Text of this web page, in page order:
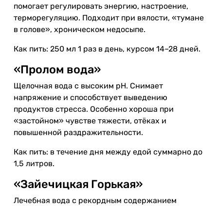
помогает регулировать энергию, настроение,
терморегуляцию. Подходит при вялости, «тумане
в голове», хроническом недосыпе.
Как пить: 250 мл 1 раз в день, курсом 14–28 дней.
«Пролом вода»
Щелочная вода с высоким pH. Снимает
напряжение и способствует выведению
продуктов стресса. Особенно хороша при
«застойном» чувстве тяжести, отёках и
повышенной раздражительности.
Как пить: в течение дня между едой суммарно до
1,5 литров.
«Зайечицкая Горькая»
Лечебная вода с рекордным содержанием